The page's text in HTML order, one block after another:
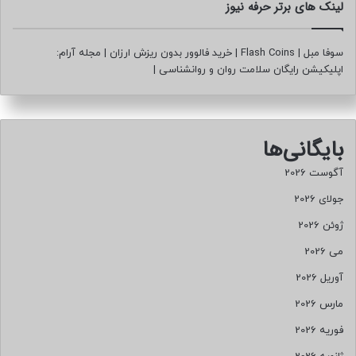
ا
ت
ی
ر
ن
ز
ت
ه
ر
ن
ب
گ
ر
لینک های برتر حرفه نیوز
سوفا مبل |
Flash Coins
| خرید فالوور بدون ریزش ارزان | مجله آرام:
اپلیکیشن رایگان سلامت روان و روانشناسی |
بایگانی‌ها
آگوست 2026
جولای 2026
ژوئن 2026
می 2026
آوریل 2026
مارس 2026
فوریه 2026